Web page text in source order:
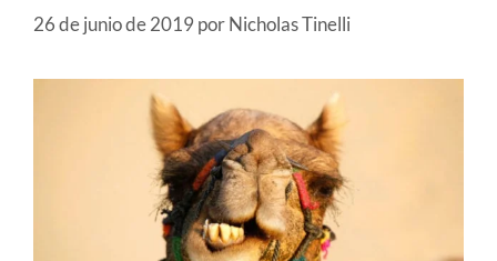
26 de junio de 2019 porNicholas Tinelli